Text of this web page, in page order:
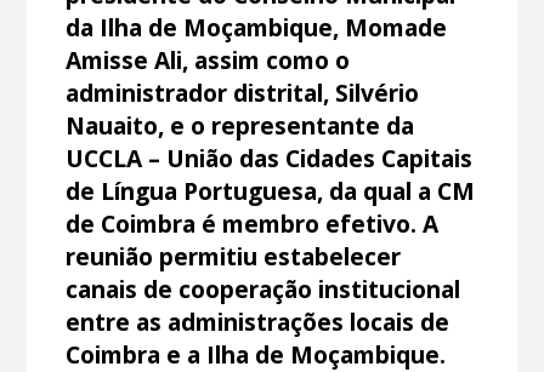
da Ilha de Moçambique, Momade
Amisse Ali, assim como o
administrador distrital, Silvério
Nauaito, e o representante da
UCCLA – União das Cidades Capitais
de Língua Portuguesa, da qual a CM
de Coimbra é membro efetivo. A
reunião permitiu estabelecer
canais de cooperação institucional
entre as administrações locais de
Coimbra e a Ilha de Moçambique.